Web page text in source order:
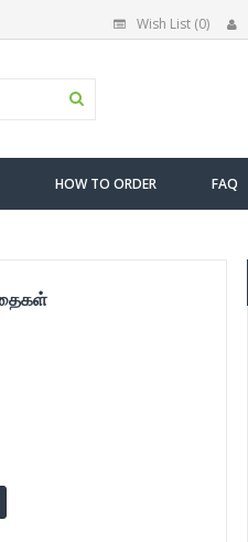
Wish List (0)
HOW TO ORDER FAQ